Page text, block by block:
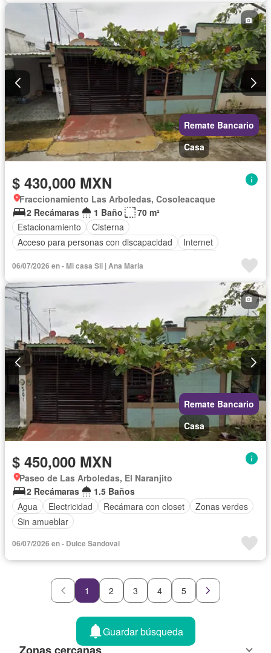
Permite mascotas
Parcialmente amueblado
Remate Bancario
Casa
$ 430,000 MXN
Fraccionamiento Las Arboledas, Cosoleacaque
2 Recámaras
1 Baño
70 m²
Estacionamiento
Cisterna
Acceso para personas con discapacidad
Internet
Zonas verdes
Vista panorámica
06/07/2026 en - Mi casa Sii | Ana Maria
Remate Bancario
Casa
$ 450,000 MXN
Paseo de Las Arboledas, El Naranjito
2 Recámaras
1.5 Baños
Agua
Electricidad Recámara con closet
Zonas verdes
Sin amueblar
06/07/2026 en - Dulce Sandoval
1 2 3 4 5
Guardar búsqueda